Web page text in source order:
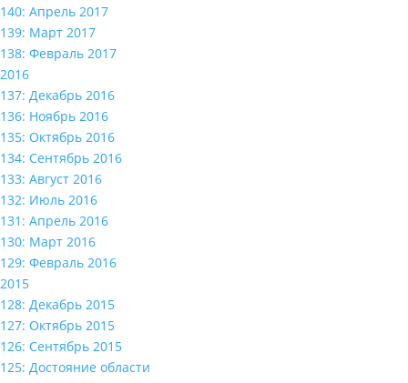
140: Апрель 2017
139: Март 2017
138: Февраль 2017
2016
137: Декабрь 2016
136: Ноябрь 2016
135: Октябрь 2016
134: Сентябрь 2016
133: Август 2016
132: Июль 2016
131: Апрель 2016
130: Март 2016
129: Февраль 2016
2015
128: Декабрь 2015
127: Октябрь 2015
126: Сентябрь 2015
125: Достояние области